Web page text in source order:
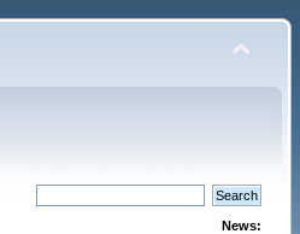
News: